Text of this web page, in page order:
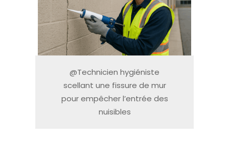
@Technicien hygiéniste
scellant une fissure de mur
pour empêcher l’entrée des
nuisibles